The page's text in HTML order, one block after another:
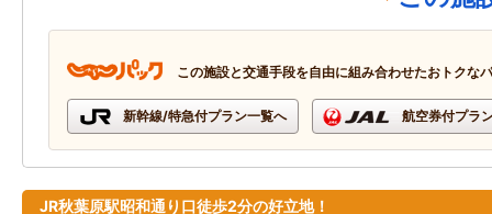
この施設と交通手段を自由に組み合わせたおトクな
新幹線/特急付プラン一覧へ 航空券付プラ
JR秋葉原駅昭和通り口徒歩2分の好立地！